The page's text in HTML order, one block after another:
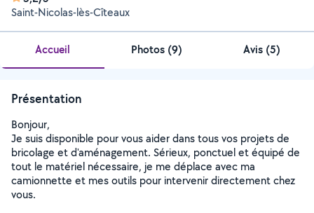
Saint-Nicolas-lès-Cîteaux
Accueil Photos (9) Avis (5)
Présentation
Bonjour,
Je suis disponible pour vous aider dans tous vos projets de
bricolage et d'aménagement. Sérieux, ponctuel et équipé de
tout le matériel nécessaire, je me déplace avec ma
camionnette et mes outils pour intervenir directement chez
vous.